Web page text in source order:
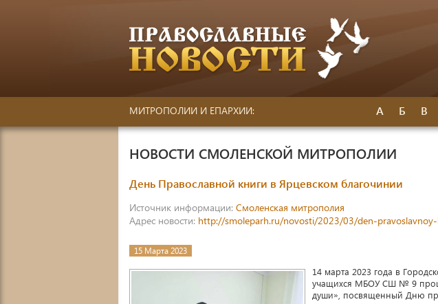
МИТРОПОЛИИ И ЕПАРХИИ: А Б В
НОВОСТИ СМОЛЕНСКОЙ МИТРОПОЛИИ
День Православной книги в Ярцевском благочинии
Источник информации: Смоленская митрополия
Адрес новости: http://smoleparh.ru/novosti/2023/03/den-
15 Марта 2023
14 марта 2023 года в
учащихся МБОУ СШ № 9
души», посвященный Дню